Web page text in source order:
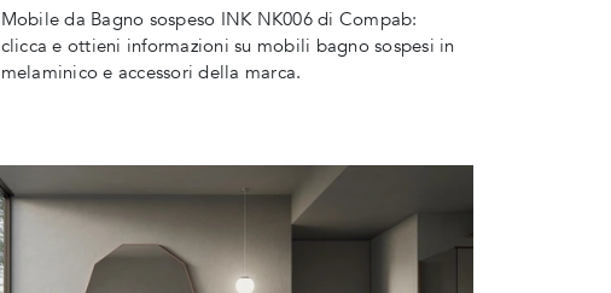
Mobile da Bagno sospeso INK NK006 di Compab:
clicca e ottieni informazioni su mobili bagno sospesi in
melaminico e accessori della marca.